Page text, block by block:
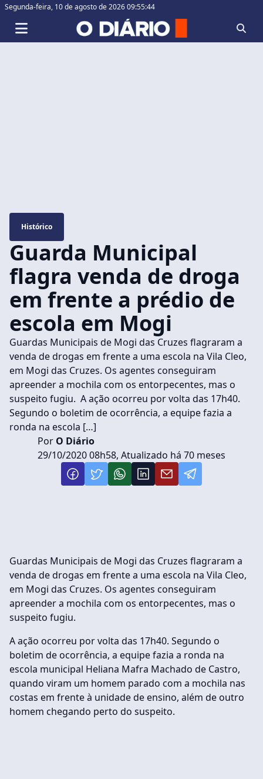
Segunda-feira, 10 de agosto de 2026 09:55:45
Histórico
Guarda Municipal
flagra venda de droga
em frente a prédio de
escola em Mogi
Guardas Municipais de Mogi das Cruzes flagraram a
venda de drogas em frente a uma escola na Vila Cleo,
em Mogi das Cruzes. Os agentes conseguiram
apreender a mochila com os entorpecentes, mas o
suspeito fugiu. A ação ocorreu por volta das 17h40.
Segundo o boletim de ocorrência, a equipe fazia a
ronda na escola […]
Por O Diário
29/10/2020 08h58, Atualizado há 70 meses
Guardas Municipais de Mogi das Cruzes flagraram a
venda de drogas em frente a uma escola na Vila Cleo,
em Mogi das Cruzes. Os agentes conseguiram
apreender a mochila com os entorpecentes, mas o
suspeito fugiu.
A ação ocorreu por volta das 17h40. Segundo o
boletim de ocorrência, a equipe fazia a ronda na
escola municipal Heliana Mafra Machado de Castro,
quando viram um homem parado com a mochila nas
costas em frente à unidade de ensino, além de outro
homem chegando perto do suspeito.